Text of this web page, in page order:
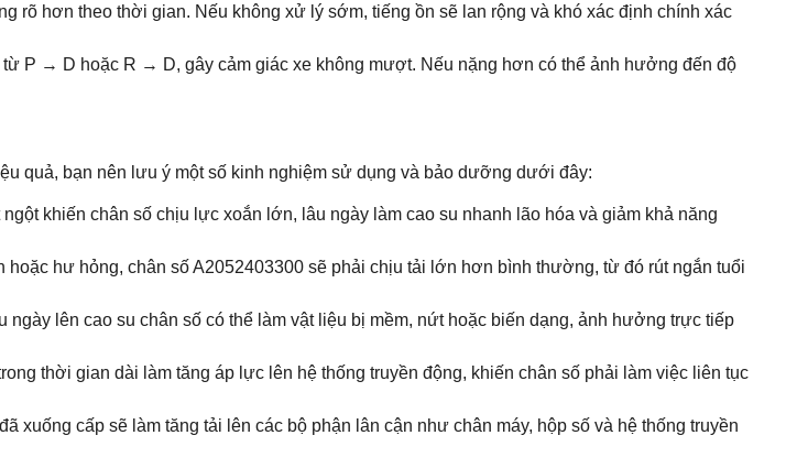
rõ hơn theo thời gian. Nếu không xử lý sớm, tiếng ồn sẽ lan rộng và khó xác định chính xác
P → D hoặc R → D, gây cảm giác xe không mượt. Nếu nặng hơn có thể ảnh hưởng đến độ
quả, bạn nên lưu ý một số kinh nghiệm sử dụng và bảo dưỡng dưới đây:
khiến chân số chịu lực xoắn lớn, lâu ngày làm cao su nhanh lão hóa và giảm khả năng
hoặc hư hỏng, chân số A2052403300 sẽ phải chịu tải lớn hơn bình thường, từ đó rút ngắn tuổi
ngày lên cao su chân số có thể làm vật liệu bị mềm, nứt hoặc biến dạng, ảnh hưởng trực tiếp
thời gian dài làm tăng áp lực lên hệ thống truyền động, khiến chân số phải làm việc liên tục
xuống cấp sẽ làm tăng tải lên các bộ phận lân cận như chân máy, hộp số và hệ thống truyền